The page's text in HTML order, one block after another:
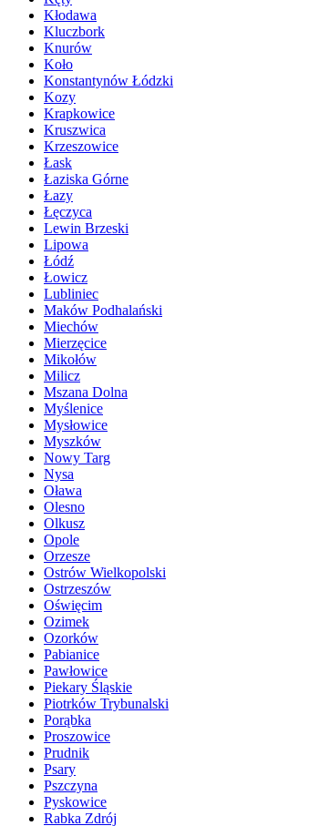
Kłodawa
Kluczbork
Knurów
Koło
Konstantynów Łódzki
Kozy
Krapkowice
Kruszwica
Krzeszowice
Łask
Łaziska Górne
Łazy
Łęczyca
Lewin Brzeski
Lipowa
Łódź
Łowicz
Lubliniec
Maków Podhalański
Miechów
Mierzęcice
Mikołów
Milicz
Mszana Dolna
Myślenice
Mysłowice
Myszków
Nowy Targ
Nysa
Oława
Olesno
Olkusz
Opole
Orzesze
Ostrów Wielkopolski
Ostrzeszów
Oświęcim
Ozimek
Ozorków
Pabianice
Pawłowice
Piekary Śląskie
Piotrków Trybunalski
Porąbka
Proszowice
Prudnik
Psary
Pszczyna
Pyskowice
Rabka Zdrój